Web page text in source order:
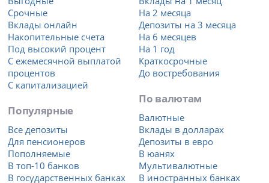
Срочные
Вклады онлайн
Накопительные счета
Под высокий процент
С ежемесячной выплатой
процентов
С капитализацией
Популярные
Все депозиты
Для пенсионеров
Пополняемые
В топ-10 банков
В государственных банках
На 2 месяца
Депозиты на 3 месяца
На 6 месяцев
На 1 год
Краткосрочные
До востребования
По валютам
Валютные
Вклады в долларах
Депозиты в евро
В юанях
Мультивалютные
В иностранных банках